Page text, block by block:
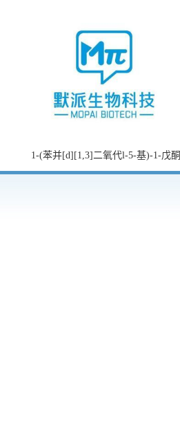
1-(苯并[d][1,3]二氧代l-5-基)-1-戊酮